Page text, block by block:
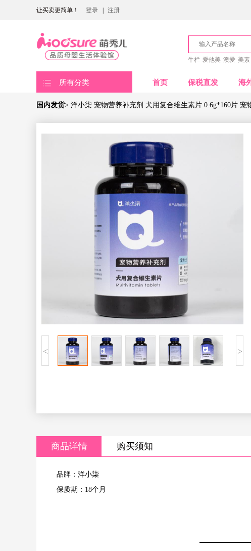
让买卖更简单！ 登录 注册
牛栏 爱他美 澳爱 美素
所有分类 首页 保税直发 海
国内发货> 洋小柒 宠物营养补充剂 犬用复合维生素片 0.6g*160片 宠
< >
商品详情 购买须知
品牌：洋小柒
保质期：18个月